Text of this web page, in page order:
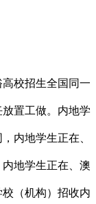
校招生全国同一
置工做。内地学
内地学生正在、
地学生正在、澳
（机构）招收内